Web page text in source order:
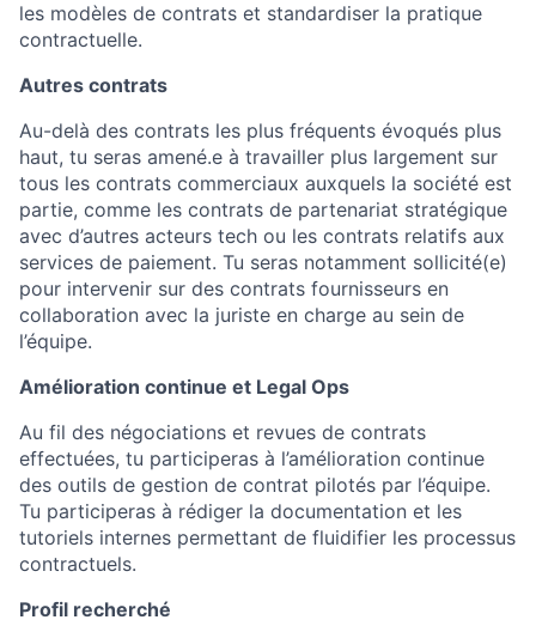
les modèles de contrats et standardiser la pratique
contractuelle.
Autres contrats
Au-delà des contrats les plus fréquents évoqués plus
haut, tu seras amené.e à travailler plus largement sur
tous les contrats commerciaux auxquels la société est
partie, comme les contrats de partenariat stratégique
avec d’autres acteurs tech ou les contrats relatifs aux
services de paiement. Tu seras notamment sollicité(e)
pour intervenir sur des contrats fournisseurs en
collaboration avec la juriste en charge au sein de
l’équipe.
Amélioration continue et Legal Ops
Au fil des négociations et revues de contrats
effectuées, tu participeras à l’amélioration continue
des outils de gestion de contrat pilotés par l’équipe.
Tu participeras à rédiger la documentation et les
tutoriels internes permettant de fluidifier les processus
contractuels.
Profil recherché